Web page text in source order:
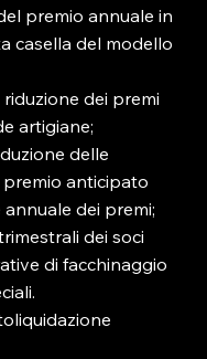
premio annuale in
casella del modello
dei premi
artigiane;
delle
anticipato
dei premi;
dei soci
di facchinaggio